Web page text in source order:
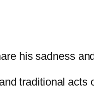
his sadness
traditional